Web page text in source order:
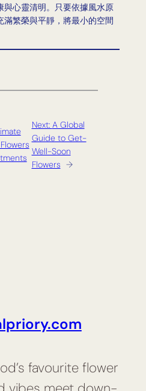
與心靈清明。只要依據風水原
滿繁榮與平靜，將最小的空間
Next: A Global
Guide to Get-
Well-Soon
Flowers →
favourite flower